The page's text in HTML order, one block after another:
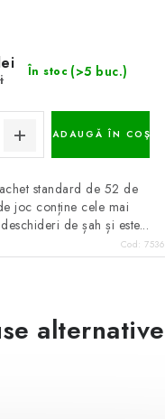
În stoc (>5 buc.)
ADAUGĂ ÎN COŞ
standard de 52 de
joc conține cele mai
de șah și este...
Cod:7536
alternative